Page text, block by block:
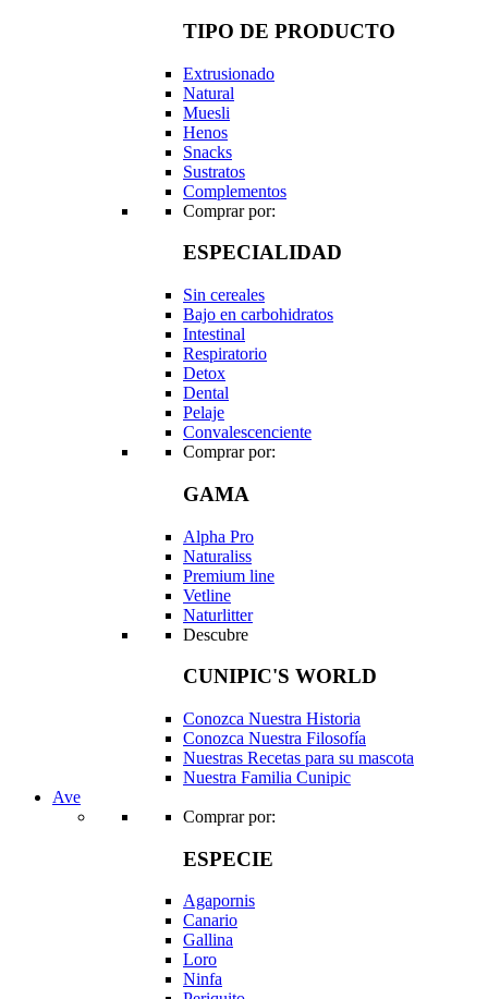
TIPO DE PRODUCTO
Extrusionado
Natural
Muesli
Henos
Snacks
Sustratos
Complementos
Comprar por:
ESPECIALIDAD
Sin cereales
Bajo en carbohidratos
Intestinal
Respiratorio
Detox
Dental
Pelaje
Convalescenciente
Comprar por:
GAMA
Alpha Pro
Naturaliss
Premium line
Vetline
Naturlitter
Descubre
CUNIPIC'S WORLD
Conozca Nuestra Historia
Conozca Nuestra Filosofía
Nuestras Recetas para su mascota
Nuestra Familia Cunipic
Ave
Comprar por:
ESPECIE
Agapornis
Canario
Gallina
Loro
Ninfa